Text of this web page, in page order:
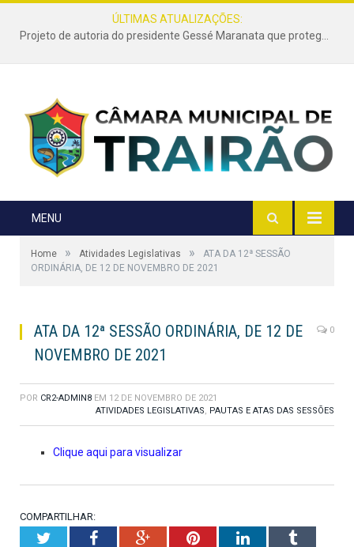
ÚLTIMAS ATUALIZAÇÕES:
Projeto de autoria do presidente Gessé Maranata que protege as estradas vicinais de Trairão é transformado em lei
MENU
Home » Atividades Legislativas »
ATA DA 12ª SESSÃO
ORDINÁRIA, DE 12 DE NOVEMBRO DE 2021
ATA DA 12ª SESSÃO ORDINÁRIA, DE 12 DE
NOVEMBRO DE 2021
0
POR CR2-ADMIN8 EM 12 DE NOVEMBRO DE 2021
ATIVIDADES LEGISLATIVAS, PAUTAS E ATAS DAS SESSÕES
Clique aqui para visualizar
COMPARTILHAR:
TwitterFacebookGoogle+PinterestLinkedInTumblr